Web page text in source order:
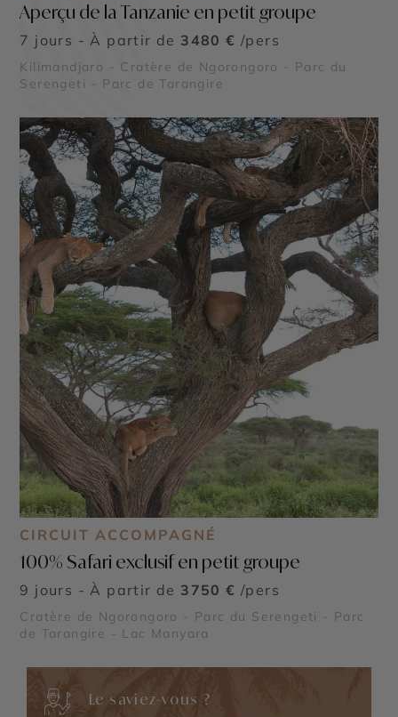
Aperçu de la Tanzanie en petit groupe
7 jours - À partir de 3480 € /pers
Kilimandjaro - Cratère de Ngorongoro - Parc du
Serengeti - Parc de Tarangire
CIRCUIT ACCOMPAGNÉ
100% Safari exclusif en petit groupe
9 jours - À partir de 3750 € /pers
Cratère de Ngorongoro - Parc du Serengeti - Parc
de Tarangire - Lac Manyara
Le saviez-vous ?